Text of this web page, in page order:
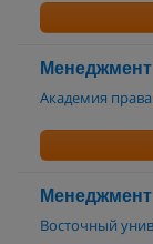
Академия
Менеджмент
Восточный